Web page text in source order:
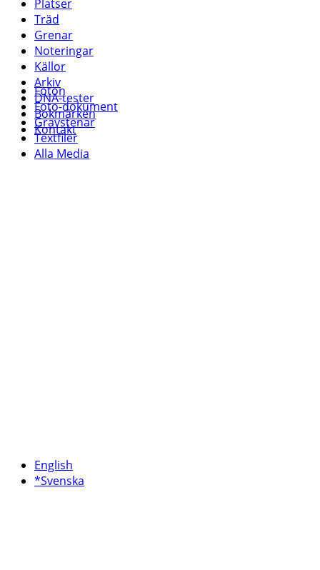
Foton
Foto-dokument
Gravstenar
Textfiler
Alla Media
Platser
Träd
Grenar
Noteringar
Källor
Arkiv
DNA-tester
Bokmärken
Kontakt
English
*Svenska